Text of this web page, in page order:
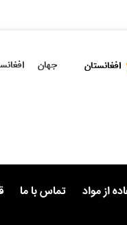
افغانستان جهان
از مواد تماس با ما